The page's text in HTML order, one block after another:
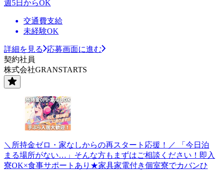
週5日からOK
交通費支給
未経験OK
詳細を見る
応募画面に進む
契約社員
株式会社GRANSTARTS
＼所持金ゼロ・家なしからの再スタート応援！／ 「今日泊
まる場所がない…」そんな方もまずはご相談ください！即入
寮OK×食事サポートあり★家具家電付き個室寮でカバンひ